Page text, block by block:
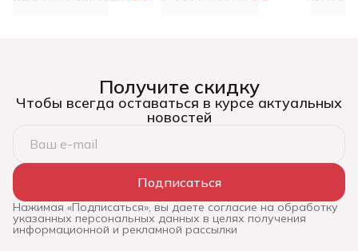
Получите скидку
Чтобы всегда оставаться в курсе актуальных
новостей
Подписаться
Нажимая «Подписаться», вы даете согласие на обработку
указанных персональных данных в целях получения
информационной и рекламной рассылки